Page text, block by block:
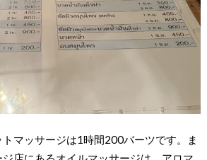
マッサージは1時間200バーツです。ま